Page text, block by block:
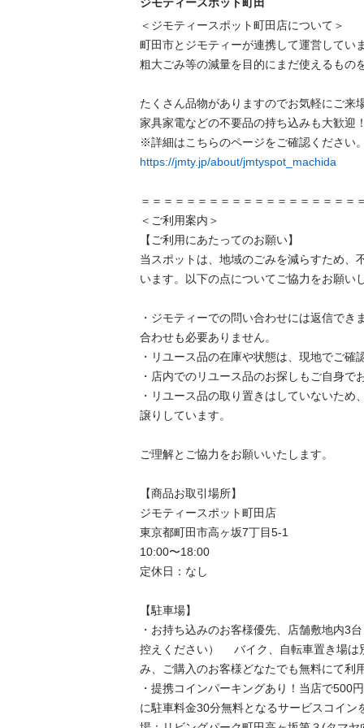
＜ジモティースポット町田店について＞
町田市とジモティーが連携して運営してい
粗⼤ごみ等の減量を⽬的にまだ使えるもの
たくさん品物がありますのでお気軽にご来
家具家電などの不要品の持ち込みも大歓迎
https://jmty.jp/about/jmtyspot_machida
＝＝＝＝＝＝＝＝＝＝＝＝＝＝＝＝＝＝＝
＜ご利用案内＞
【ご利用にあたってのお願い】
当スポットは、地域のごみを減らすため、
います。以下の点についてご協力をお願い
・ジモティーでの問い合わせには返信でき
合わせも必要ありません。
・リユース品の在庫や状態は、現地でご確
・店内でのリユース品のお探しもご自身で
・リユース品の取り置きはしていないため
譲りしています。
ご理解とご協力をお願いいたします。
【商品お取引場所】
ジモティースポット町田店
東京都町田市高ヶ坂7丁目5-1
10:00〜18:00
定休日：なし
【駐⾞場】
・お持ち込みのお客様優先、店舗敷地内3
控えください） 　バイク、自転車置き場
み、ご購入のお客様どなたでも無料にて利
・提携コインパーキングあり！当店で500
に駐車料金30分無料となるサービスコイン